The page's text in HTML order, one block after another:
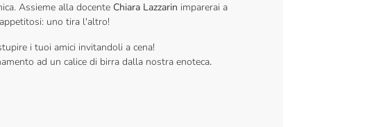
Assieme alla docente Chiara Lazzarin imparerai a
uno tira l'altro!
i tuoi amici invitandoli a cena!
ad un calice di birra dalla nostra enoteca.